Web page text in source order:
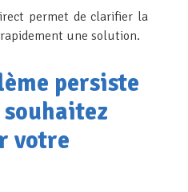
permet de clarifier la
une solution.
persiste
votre